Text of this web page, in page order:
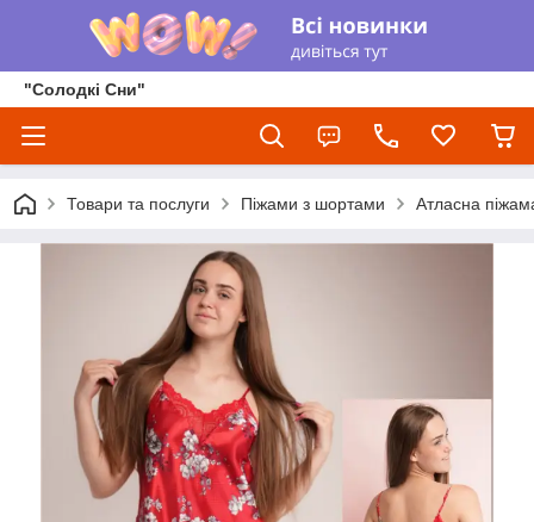
"Солодкі Сни"
Товари та послуги Піжами з шортами Атласна